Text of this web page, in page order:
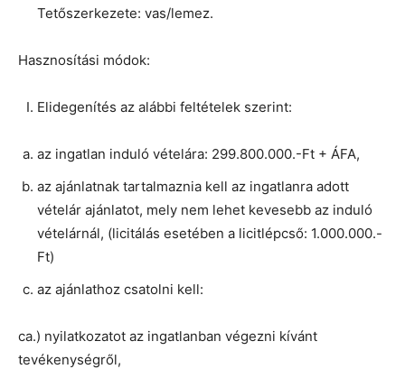
Tetőszerkezete: vas/lemez.
Hasznosítási módok:
Elidegenítés az alábbi feltételek szerint:
az ingatlan induló vételára: 299.800.000.-Ft + ÁFA,
az ajánlatnak tartalmaznia kell az ingatlanra adott
vételár ajánlatot, mely nem lehet kevesebb az induló
vételárnál, (licitálás esetében a licitlépcső: 1.000.000.-
Ft)
az ajánlathoz csatolni kell:
ca.) nyilatkozatot az ingatlanban végezni kívánt
tevékenységről,